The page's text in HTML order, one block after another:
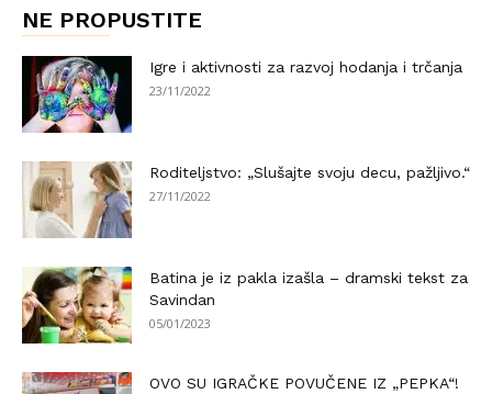
NE PROPUSTITE
Igre i aktivnosti za razvoj hodanja i trčanja
23/11/2022
Roditeljstvo: „Slušajte svoju decu, pažljivo.“
27/11/2022
Batina je iz pakla izašla – dramski tekst za
Savindan
05/01/2023
OVO SU IGRAČKE POVUČENE IZ „PEPKA“!